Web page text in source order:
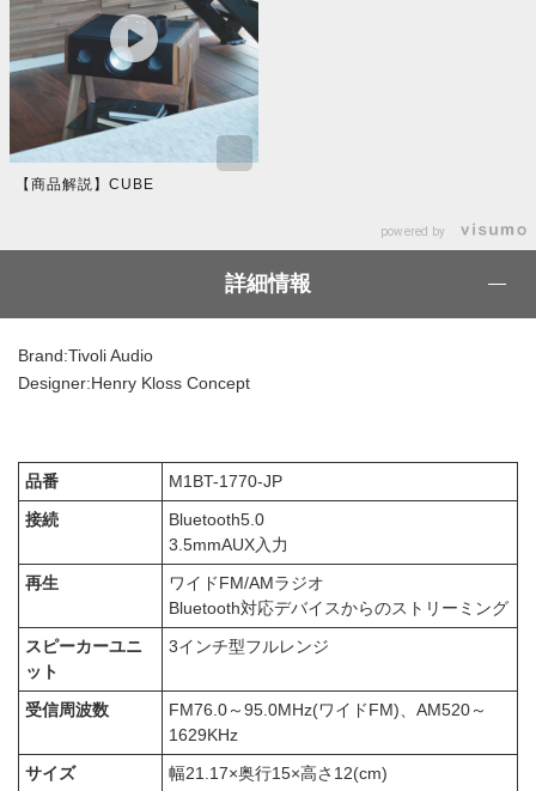
【商品解説】CUBE
powered by
詳細情報
Brand:Tivoli Audio
Designer:Henry Kloss Concept
品番
M1BT-1770-JP
接続
Bluetooth5.0
3.5mmAUX入力
再生
ワイドFM/AMラジオ
Bluetooth対応デバイスからのストリーミング
スピーカーユニ
ット
3インチ型フルレンジ
受信周波数
FM76.0～95.0MHz(ワイドFM)、AM520～
1629KHz
サイズ
幅21.17×奥行15×高さ12(cm)